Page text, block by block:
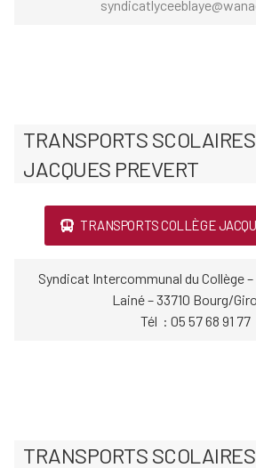
TRANSPORTS
JACQUES PREVERT
TRANSPORTS COLLÈGE
Syndicat Intercommunal du Collège
Lainé – 33710 Bourg/
Tél : 05 57 68 91 77
TRANSPORTS